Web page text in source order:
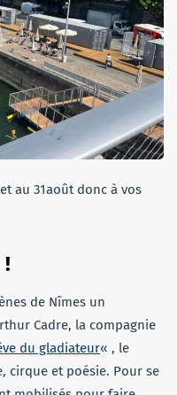
au 31août donc à vos
de Nîmes un
Cadre, la compagnie
du gladiateur« , le
cirque et poésie. Pour se